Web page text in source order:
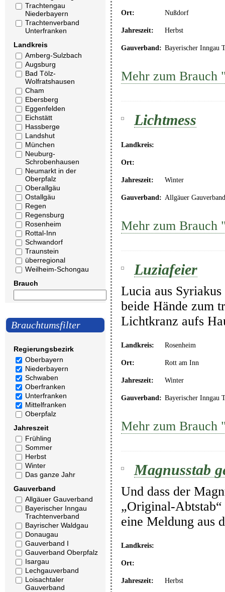
Trachtengau
Niederbayern
Trachtenverband
Unterfranken
Landkreis
Amberg-Sulzbach
Augsburg
Bad Tölz-
Wolfratshausen
Cham
Ebersberg
Eggenfelden
Eichstätt
Hassberge
Landshut
München
Neuburg-
Schrobenhausen
Neumarkt in der
Oberpfalz
Oberallgäu
Ostallgäu
Regen
Regensburg
Rosenheim
Rottal-Inn
Schwandorf
Traunstein
überregional
Weilheim-Schongau
Brauch
Brauchtumsfilter
Regierungsbezirk
Oberbayern
Niederbayern
Schwaben
Oberfranken
Unterfranken
Mittelfranken
Oberpfalz
Jahreszeit
Frühling
Sommer
Herbst
Winter
Das ganze Jahr
Gauverband
Allgäuer Gauverband
Bayerischer Inngau
Trachtenverband
Bayrischer Waldgau
Donaugau
Gauverband I
Gauverband Oberpfalz
Isargau
Lechgauverband
Loisachtaler
Gauverband
Ort: Nußdorf
Jahreszeit: Herbst
Gauverband: Bayerischer Inngau
Mehr zum Brauch
Lichtmess
Landkreis:
Ort:
Jahreszeit: Winter
Gauverband: Allgäuer Gauverband
Mehr zum Brauch
Luziafeier
Lucia aus
beide Hände zum
Lichtkranz aufs
Landkreis: Rosenheim
Ort: Rott am Inn
Jahreszeit: Winter
Gauverband: Bayerischer Inngau
Mehr zum Brauch
Magnusstab
Und dass der
„Original-
eine Meldung aus
Landkreis:
Ort:
Jahreszeit: Herbst